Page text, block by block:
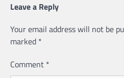
Leave a Reply
Your email address will not be
marked *
Comment *